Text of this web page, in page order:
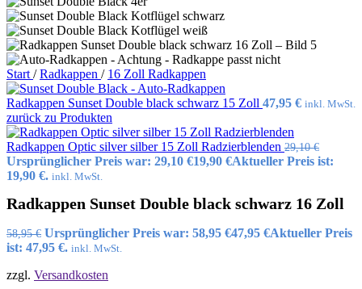
Sonax Scheiben Enteiser Sweet
Home Special Edition 1 Liter
Sonax ScheibenReiniger
gebrauchsfertig Havana Love
Sonax ScheibenReiniger
gebrauchsfertig Lemon Rocks
Sonax SchlossEnteiser
Sonax Wasch+Wax
Sonax XTREME
AutoInnenReiniger
DetailerHot
Sonax XTREME Ceramic Polish
Sonax XTREME Ceramic
Start / Radkappen / 16 Zoll Radkappen
Radkappen Sunset Double black schwarz 15 Zoll 47,95 € inkl. MwSt.
zurück zu Produkten
Radkappen Optic silver silber 15 Zoll Radzierblenden 29,10€
Ursprünglicher Preis war: 29,10 €19,90 €Aktueller Preis ist:
19,90 €. inkl. MwSt.
Radkappen Sunset Double black schwarz 16 Zoll
58,95€ Ursprünglicher Preis war: 58,95 €47,95 €Aktueller Preis
ist: 47,95 €. inkl. MwSt.
zzgl. Versandkosten